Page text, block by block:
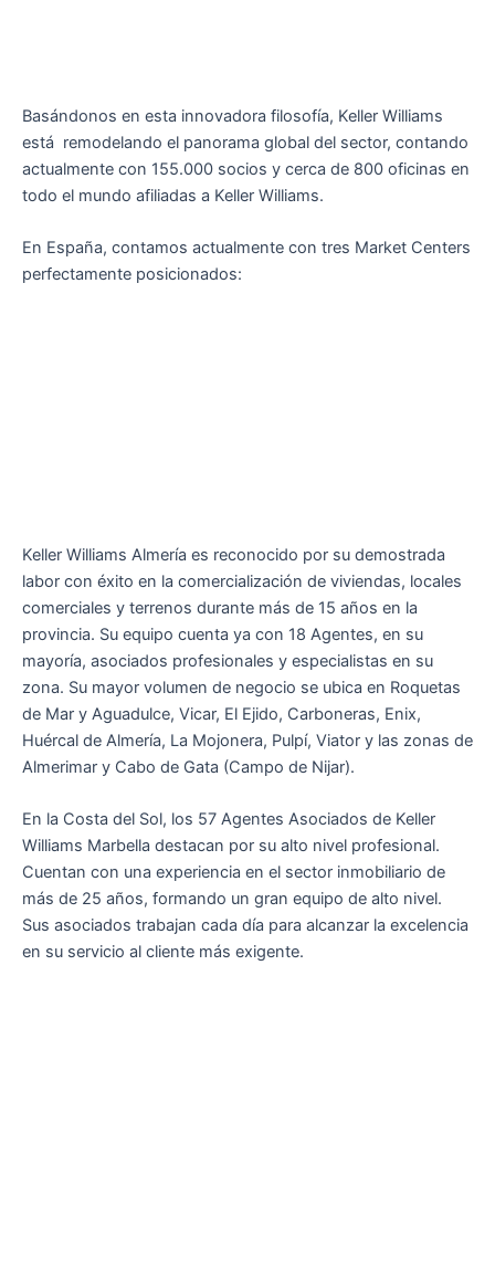
Basándonos en esta innovadora filosofía, Keller Williams
está remodelando el panorama global del sector, contando
actualmente con 155.000 socios y cerca de 800 oficinas en
todo el mundo afiliadas a Keller Williams.
En España, contamos actualmente con tres Market Centers
perfectamente posicionados:
Keller Williams Almería es reconocido por su demostrada
labor con éxito en la comercialización de viviendas, locales
comerciales y terrenos durante más de 15 años en la
provincia. Su equipo cuenta ya con 18 Agentes, en su
mayoría, asociados profesionales y especialistas en su
zona. Su mayor volumen de negocio se ubica en Roquetas
de Mar y Aguadulce, Vicar, El Ejido, Carboneras, Enix,
Huércal de Almería, La Mojonera, Pulpí, Viator y las zonas de
Almerimar y Cabo de Gata (Campo de Nijar).
En la Costa del Sol, los 57 Agentes Asociados de Keller
Williams Marbella destacan por su alto nivel profesional.
Cuentan con una experiencia en el sector inmobiliario de
más de 25 años, formando un gran equipo de alto nivel.
Sus asociados trabajan cada día para alcanzar la excelencia
en su servicio al cliente más exigente.